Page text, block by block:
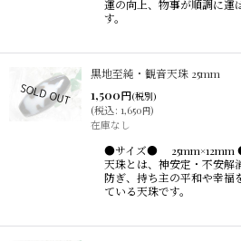
運の向上、物事が順調に運
す。
黒地至純・観音天珠 25mm
1,500円(税別)
(税込: 1,650円)
在庫なし
●サイズ● 25mm×12mm
天珠とは、神安定・不安解
防ぎ、持ち主の平和や幸福
ている天珠です。